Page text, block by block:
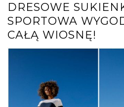
DRESOWE
SPORTOWA
CAŁĄ WIOSNĘ!